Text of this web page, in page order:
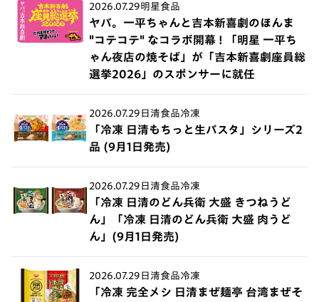
2026.07.29明星食品
ヤバ。一平ちゃんと吉本新喜劇のほんま
"コテコテ" なコラボ開幕 ! 「明星 一平ち
ゃん夜店の焼そば」が「吉本新喜劇座員総
選挙2026」のスポンサーに就任
2026.07.29 日清食品冷凍
「冷凍 日清もちっと生パスタ」シリーズ2
品 (9月1日発売)
2026.07.29 日清食品冷凍
「冷凍 日清のどん兵衛 大盛 きつねうど
ん」「冷凍 日清のどん兵衛 大盛 肉うど
ん」(9月1日発売)
2026.07.29 日清食品冷凍
「冷凍 完全メシ 日清まぜ麺亭 台湾まぜそ